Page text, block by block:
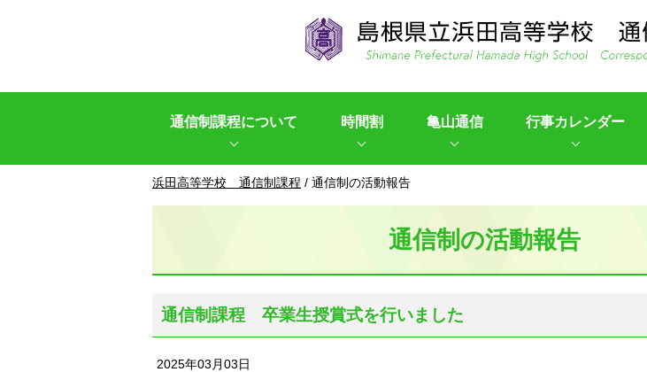
通信制課程について 時間割 亀山通信 行事カレンダー
現
浜田高等学校 通信制課程 / 通信制の活動報告
通信制の活動報告
通信制課程 卒業生授賞式を行いました
2025年03月03日